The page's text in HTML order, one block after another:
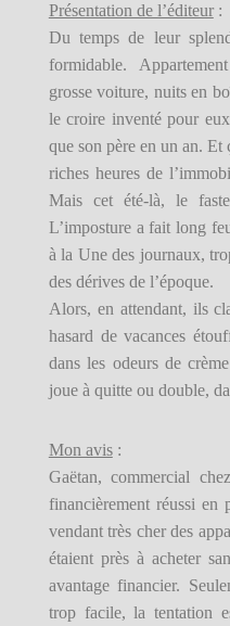
Présentation de l’éditeur:
Du temps de leur
formidable.
grosse voiture, nuits en
le croire inventé pour
que son père en un an. Et
riches heures de
Mais cet été-là, le
L’imposture a fait long
à la Une des journaux,
des dérives de l’époque.
Alors, en attendant, ils
hasard de vacances
dans les odeurs de
joue à quitte ou double,
Mon avis:
Gaëtan, commercial
financièrement réussi en
vendant très cher des
étaient près à acheter
avantage financier.
trop facile, la tentation